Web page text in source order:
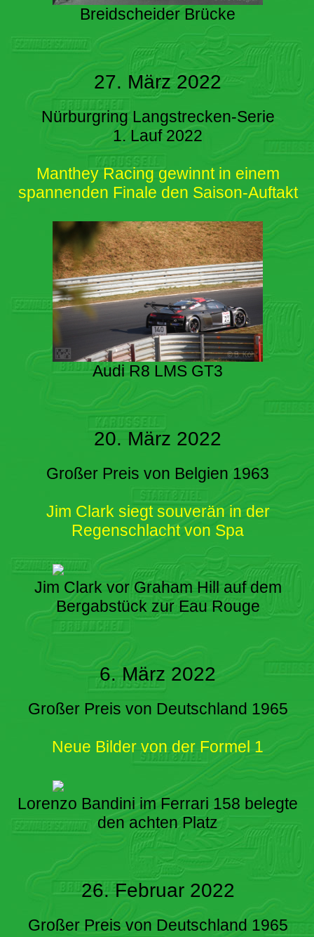
Breidscheider Brücke
27. März 2022
Nürburgring Langstrecken-Serie
1. Lauf 2022
Manthey Racing gewinnt in einem
spannenden Finale den Saison-Auftakt
Audi R8 LMS GT3
20. März 2022
Großer Preis von Belgien 1963
Jim Clark siegt souverän in der
Regenschlacht von Spa
Jim Clark vor Graham Hill auf dem
Bergabstück zur Eau Rouge
6. März 2022
Großer Preis von Deutschland 1965
Neue Bilder von der Formel 1
Lorenzo Bandini im Ferrari 158 belegte
den achten Platz
26. Februar 2022
Großer Preis von Deutschland 1965